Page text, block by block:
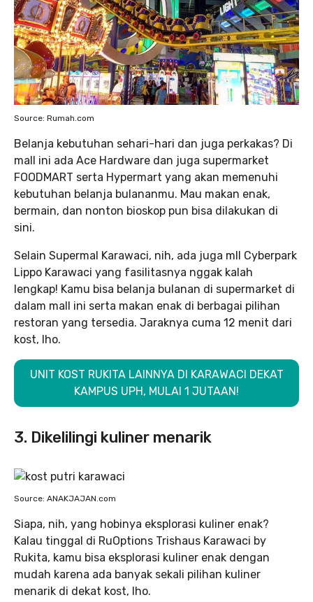
Source: Rumah.com
Belanja kebutuhan sehari-hari dan juga perkakas? Di
mall ini ada Ace Hardware dan juga supermarket
FOODMART serta Hypermart yang akan memenuhi
kebutuhan belanja bulananmu. Mau makan enak,
bermain, dan nonton bioskop pun bisa dilakukan di
sini.
Selain Supermal Karawaci, nih, ada juga mll Cyberpark
Lippo Karawaci yang fasilitasnya nggak kalah
lengkap! Kamu bisa belanja bulanan di supermarket di
dalam mall ini serta makan enak di berbagai pilihan
restoran yang tersedia. Jaraknya cuma 12 menit dari
kost, lho.
UNIT KOST RUKITA LAINNYA DI KARAWACI DEKAT
KAMPUS UPH, MULAI 1 JUTAAN!
3. Dikelilingi kuliner menarik
Source: ANAKJAJAN.com
Siapa, nih, yang hobinya eksplorasi kuliner enak?
Kalau tinggal di RuOptions Trishaus Karawaci by
Rukita, kamu bisa eksplorasi kuliner enak dengan
mudah karena ada banyak sekali pilihan kuliner
menarik di dekat kost, lho.